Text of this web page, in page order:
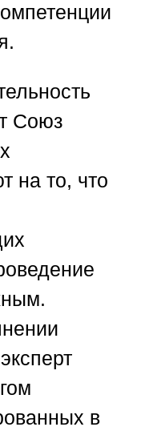
Союз
на то, что
в